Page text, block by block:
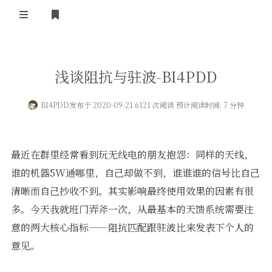
黄河事务
内部信息
黄河使命
黄河新闻
无线新闻
活动竞赛
行业新闻
BA4II
图文教程
视频资料
器材专区
车载类别
摩托车
编号申请
黄河直播
浅谈阻抗与驻波-BI4PDD
BI4PDD发布于 2020-09-21 6121 次阅读 预计阅读时间: 7 分钟
最近在群里经常看到玩无线电的朋友抱怨：同样的天线，
谁的机器5W通哪里，自己却做不到，谁谁谁的信号比自己
清晰而自己抄收不到。其实影响最终使用效果的因素有很
多。今天我就班门弄斧一次，从最基本的天馈系统需要注
意的两大核心指标——阻抗匹配跟驻波比来发表下个人的
意见。